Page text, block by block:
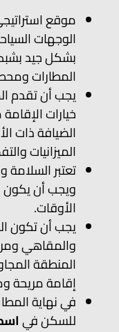
موقع
الوجهات
بشكل جيد
المطارات
يجب أن تقدم
خيارات
الضيافة ذات
الميزانيات
تعتبر السلامة
ويجب أن يكون
الأوقات.
يجب أن تكون
والمقاهي
المنطقة
إقامة مريحة
في نهاية
للسكن في